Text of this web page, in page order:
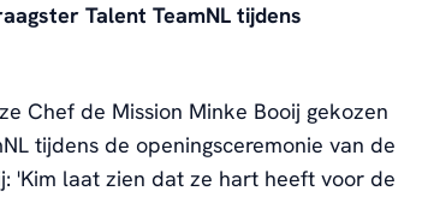
Talent TeamNL tijdens
Chef de Mission Minke Booij gekozen
tijdens de openingsceremonie van de
'Kim laat zien dat ze hart heeft voor de